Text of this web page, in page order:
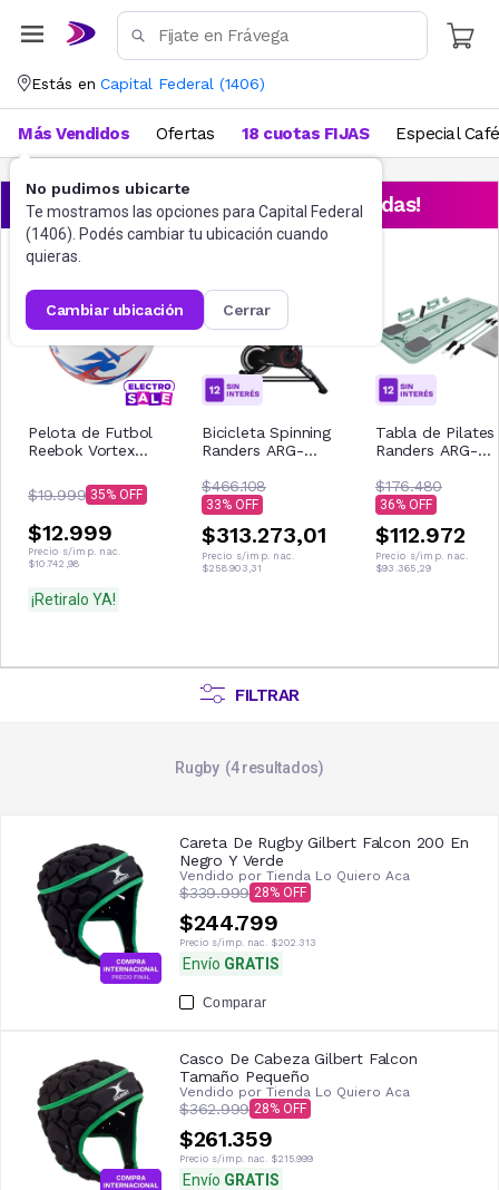
Estás en Capital Federal (1406)
No pudimos ubicarte
Te mostramos las opciones para Capital Federal
(1406). Podés cambiar tu ubicación cuando
quieras.
cambiar ubicación cerrar
Más Vendidos Ofertas 18 cuotas FIJAS Especial Café
¡Aprovechá las ofertas destacadas!
Pelota de Futbol
Reebok Vortex
$19.999 35
$12.999
Precio s/imp. nac.
$10.742,98
¡Retiralo YA!
Bicicleta Spinning
Randers ARG-
$466.108
33
$313.273,01
Precio s/imp. nac.
$258.903,31
Tabla de Pilates
Randers ARG-
$176.480
36
$112.972
Precio s/imp. nac.
$93.365,29
FILTRAR
Rugby 4resultados
Careta De Rugby Gilbert Falcon 200 En
Negro Y Verde
Vendido por Tienda Lo Quiero Aca
$339.999 28
$244.799
Precio s/imp. nac. $202.313
Envío GRATIS
Comparar
Casco De Cabeza Gilbert Falcon
Tamaño Pequeño
Vendido por Tienda Lo Quiero Aca
$362.999 28
$261.359
Precio s/imp. nac. $215.999
Envío GRATIS